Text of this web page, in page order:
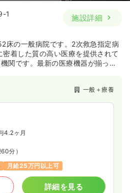
1
施設詳細
床の一般病院です。2次救急指定病
着した質の高い医療を提供されて
関です。最新の医療機器が揃って
一般＋療養
4.2ヶ月
60分）
月給25万円以上可
詳細を見る